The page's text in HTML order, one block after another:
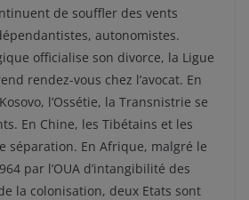
de souffler des vents
autonomistes.
officialise son divorce, la Ligue
rendez-vous chez l’avocat. En
l’Ossétie, la Transnistrie se
En Chine, les Tibétains et les
séparation. En Afrique, malgré le
par l’OUA d’intangibilité des
la colonisation, deux Etats sont